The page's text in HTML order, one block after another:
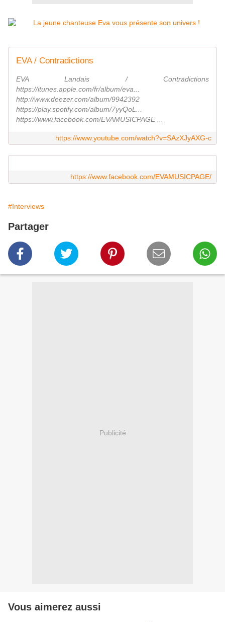
EVA / Contradictions
EVA Landais / Contradictions
https://itunes.apple.com/fr/album/eva...
http://www.deezer.com/album/9942392
https://play.spotify.com/album/7yyQoL...
https://www.facebook.com/EVAMUSICPAGE ...
https://www.youtube.com/watch?v=SAzXJyAXG-c
https://www.facebook.com/EVAMUSICPAGE/
#Interviews
Partager
Publicité
Vous aimerez aussi